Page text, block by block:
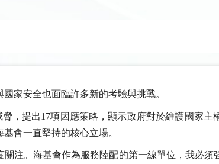
家安全也面臨許多新的考驗與挑戰。
，提出17項因應策略，顯示政府對於維護國家主
會一直堅持的核心立場。
注。海基會作為服務陸配的第一線單位，我必須